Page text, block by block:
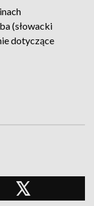
(słowacki
dotyczące